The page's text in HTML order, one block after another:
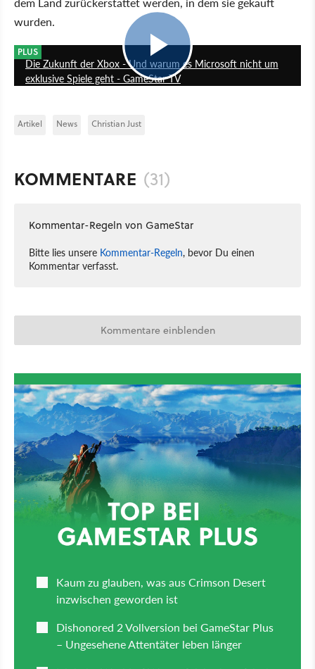
wurden.
PLUS
Die Zukunft der Xbox - Und warum es Microsoft nicht um
exklusive Spiele geht - GameStar TV
Artikel News Christian Just
KOMMENTARE (31)
Kommentar-Regeln von GameStar
Bitte lies unsere Kommentar-Regeln, bevor Du einen
Kommentar verfasst.
Kommentare einblenden